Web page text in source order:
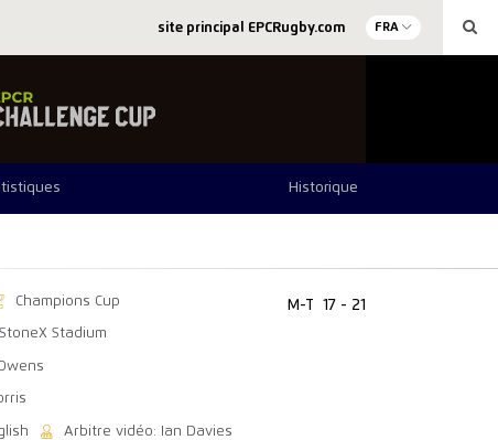
site principal EPCRugby.com FRA
Historique
Champions Cup
StoneX Stadium
Arbitre vidéo: Ian Davies
M-T 17 - 21